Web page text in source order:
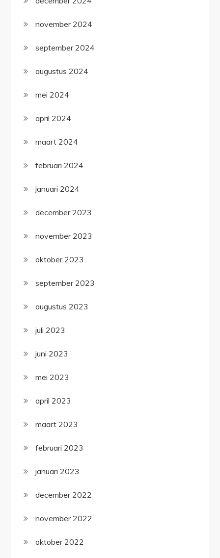
november 2024
september 2024
augustus 2024
mei 2024
april 2024
maart 2024
februari 2024
januari 2024
december 2023
november 2023
oktober 2023
september 2023
augustus 2023
juli 2023
juni 2023
mei 2023
april 2023
maart 2023
februari 2023
januari 2023
december 2022
november 2022
oktober 2022